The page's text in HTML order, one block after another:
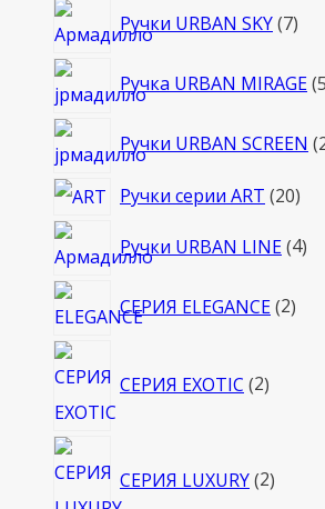
Ручки URBAN SKY 77
Ручка URBAN MIRAGE 5
Ручки URBAN SCREEN
Ручки серии ART 2020
Ручки URBAN LINE 44
СЕРИЯ ELEGANCE 22
СЕРИЯ EXOTIC 2товара
СЕРИЯ LUXURY 2товара